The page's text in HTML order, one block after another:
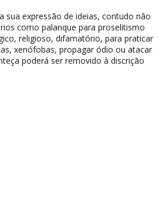
sua expressão de ideias, contudo não
como palanque para proselitismo
religioso, difamatório, para praticar
xenófobas, propagar ódio ou atacar
poderá ser removido à discrição